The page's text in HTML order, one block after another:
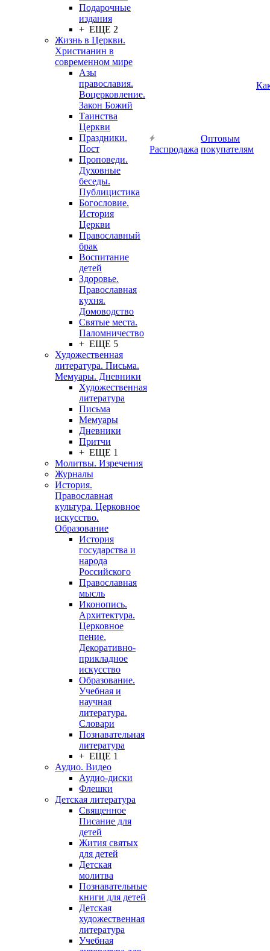
Подарочные
издания
+ ЕЩЕ 2
Жизнь в Церкви.
Христианин в
современном мире
Азы
православия.
Воцерковление.
Закон Божий
Таинства
Церкви
Праздники.
Пост
Проповеди.
Духовные
беседы.
Публицистика
Богословие.
История
Церкви
Православный
брак
Воспитание
детей
Здоровье.
Православная
кухня.
Домоводство
Святые места.
Паломничество
+ ЕЩЕ 5
Художественная
литература. Письма.
Мемуары. Дневники
Художественная
литература
Письма
Мемуары
Дневники
Притчи
+ ЕЩЕ 1
Молитвы. Изречения
Журналы
История.
Православная
культура. Церковное
искусство.
Образование
История
государства и
народа
Российского
Православная
мысль
Иконопись.
Архитектура.
Церковное
пение.
Декоративно-
прикладное
искусство
Образование.
Учебная и
научная
литература.
Словари
Познавательная
литература
+ ЕЩЕ 1
Аудио. Видео
Аудио-диски
Флешки
Детская литература
Священное
Писание для
детей
Жития святых
для детей
Детская
молитва
Познавательные
книги для детей
Детская
художественная
литература
Учебная
Распродажа
Оптовым
покупателям